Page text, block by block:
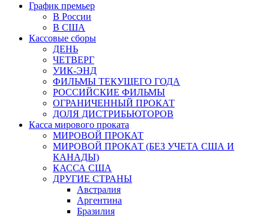
График премьер
В России
В США
Кассовые сборы
ДЕНЬ
ЧЕТВЕРГ
УИК-ЭНД
ФИЛЬМЫ ТЕКУЩЕГО ГОДА
РОССИЙСКИЕ ФИЛЬМЫ
ОГРАНИЧЕННЫЙ ПРОКАТ
ДОЛЯ ДИСТРИБЬЮТОРОВ
Касса мирового проката
МИРОВОЙ ПРОКАТ
МИРОВОЙ ПРОКАТ (БЕЗ УЧЕТА США И
КАНАДЫ)
КАССА США
ДРУГИЕ СТРАНЫ
Австралия
Аргентина
Бразилия